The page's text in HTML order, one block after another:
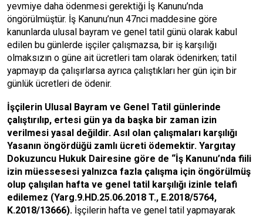
yevmiye daha ödenmesi gerektiği İş Kanunu’nda
öngörülmüştür. İş Kanunu’nun 47nci maddesine göre
kanunlarda ulusal bayram ve genel tatil günü olarak kabul
edilen bu günlerde işçiler çalışmazsa, bir iş karşılığı
olmaksızın o güne ait ücretleri tam olarak ödenirken; tatil
yapmayıp da çalışırlarsa ayrıca çalıştıkları her gün için bir
günlük ücretleri de ödenir.
İşçilerin Ulusal Bayram ve Genel Tatil günlerinde
çalıştırılıp, ertesi gün ya da başka bir zaman izin
verilmesi yasal değildir. Asıl olan çalışmaları karşılığı
Yasanın öngördüğü zamlı ücreti ödemektir. Yargıtay
Dokuzuncu Hukuk Dairesine göre de “İş Kanunu’nda fiili
izin müessesesi yalnızca fazla çalışma için öngörülmüş
olup çalışılan hafta ve genel tatil karşılığı izinle telafi
edilemez (Yarg.9.HD.25.06.2018 T., E.2018/5764,
K.2018/13666). İşçilerin hafta ve genel tatil yapmayarak